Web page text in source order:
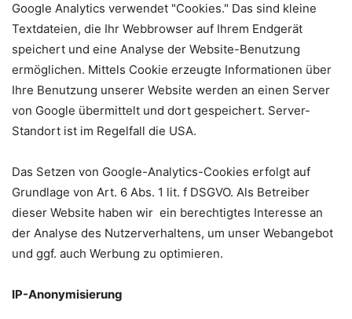
Google Analytics verwendet "Cookies." Das sind kleine
Textdateien, die Ihr Webbrowser auf Ihrem Endgerät
speichert und eine Analyse der Website-Benutzung
ermöglichen. Mittels Cookie erzeugte Informationen über
Ihre Benutzung unserer Website werden an einen Server
von Google übermittelt und dort gespeichert. Server-
Standort ist im Regelfall die USA.
Das Setzen von Google-Analytics-Cookies erfolgt auf
Grundlage von Art. 6 Abs. 1 lit. f DSGVO. Als Betreiber
dieser Website haben wir ein berechtigtes Interesse an
der Analyse des Nutzerverhaltens, um unser Webangebot
und ggf. auch Werbung zu optimieren.
IP-Anonymisierung